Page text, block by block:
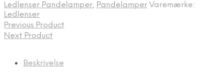
Ledlenser Pandelamper, Pandelamper Varemærke:
Ledlenser
Previous Product
Next Product
Beskrivelse